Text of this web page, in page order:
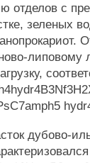
отделов с
зеленых
дубово-